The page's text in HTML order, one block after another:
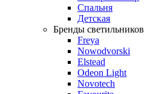
Спальня
Детская
Бренды светильников
Freya
Nowodvorski
Elstead
Odeon Light
Novotech